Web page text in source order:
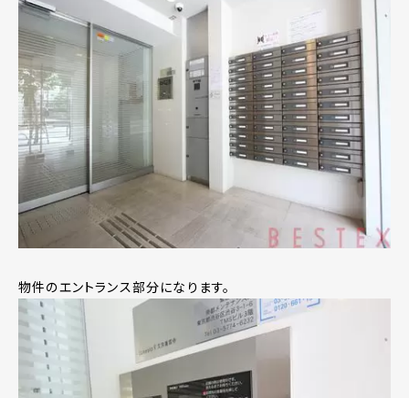
物件のエントランス部分になります。